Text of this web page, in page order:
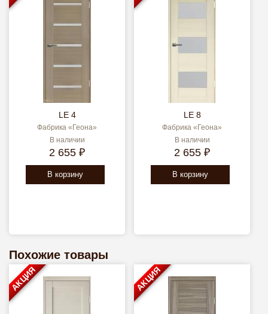
LE 4
Фабрика «Геона»
В наличии
2 655 ₽
В корзину
LE 8
Фабрика «Геона»
В наличии
2 655 ₽
В корзину
Похожие товары
АКЦИЯ АКЦИЯ